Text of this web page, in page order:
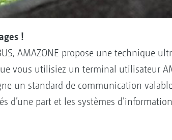
!
AMAZONE propose une technique
vous utilisiez un terminal utilisateur
un standard de communication
d’une part et les systèmes